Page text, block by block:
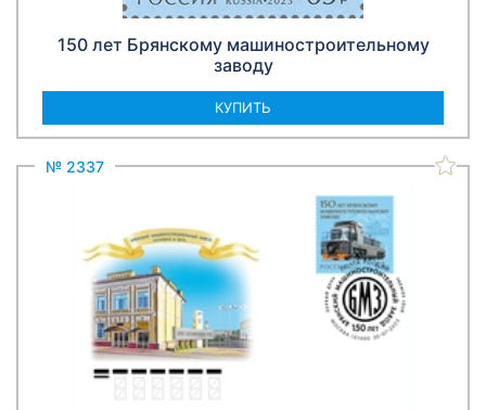
150 лет Брянскому машиностроительному
заводу
КУПИТЬ
№ 2337